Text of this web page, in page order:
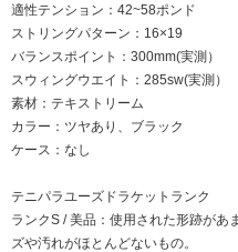
適性テンション：42~58ポンド
ストリングパターン：16×19
バランスポイント：300mm(実測）
スウィングウエイト：285sw(実測）
素材：テキストリーム
カラー：ツヤあり、ブラック
ケース：なし
テニパラユーズドラケットランク
ランクS / 美品：使用された形跡があ
ズや汚れがほとんどないもの。